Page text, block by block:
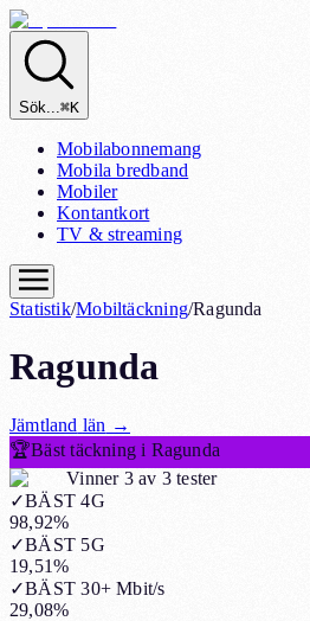
Sök...⌘K
Mobilabonnemang
Mobila bredband
Mobiler
Kontantkort
TV & streaming
Statistik/Mobiltäckning/Ragunda
Ragunda
Jämtland län →
🏆Bäst täckning i Ragunda
Vinner 3 av 3 tester
✓BÄST 4G
98,92%
✓BÄST 5G
19,51%
✓BÄST 30+ Mbit/s
29,08%